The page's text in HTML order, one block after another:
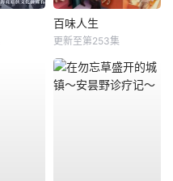
百味人生
更新至第253集